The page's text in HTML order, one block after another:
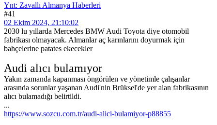
Ynt: Zavallı Almanya Haberleri
#41
02 Ekim 2024, 21:10:02
2030 lu yıllarda Mercedes BMW Audi Toyota diye otomobil
fabrikası olmayacak. Almanlar aç karınlarını doyurmak için
bahçelerine patates ekecekler
Audi alıcı bulamıyor
Yakın zamanda kapanması öngörülen ve yönetimle çalışanlar
arasında sorunlar yaşanan Audi'nin Brüksel'de yer alan fabrikasının
alıcı bulamadığı belirtildi.
...
https://www.sozcu.com.tr/audi-alici-bulamiyor-p88855